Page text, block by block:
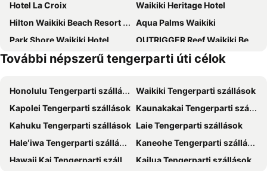
Hotel La Croix
Waikiki Heritage Hotel
Hilton Waikiki Beach Resort & Spa
Aqua Palms Waikiki
Park Shore Waikiki Hotel
OUTRIGGER Reef Waikiki Beach Resort
Holiday Inn Express Waikiki By Ihg
The Imperial Hawaii Resort
Halepuna Waikiki by Halekulani
The Ambassador Hotel of Waikiki, Tapestry Collection by Hilton
OUTRIGGER Waikiki Beach Resort
Hilton Garden Inn Waikiki Beach
Hyatt Place Waikiki Beach
OUTRIGGER Waikiki Paradise Hotel
Sheraton Princess Kaiulani Waikiki Beach
Queen Kapiolani Hotel
Waikiki Malia
The Equus
További népszerű tengerparti úti célok
Honolulu Tengerparti szállások
Waikiki Tengerparti szállások
Kapolei Tengerparti szállások Kaunakakai Tengerparti szállások
Kahuku Tengerparti szállások Laie Tengerparti szállások
Haleʻiwa Tengerparti szállások
Kaneohe Tengerparti szállások
Hawaii Kai Tengerparti szállások
Kailua Tengerparti szállások